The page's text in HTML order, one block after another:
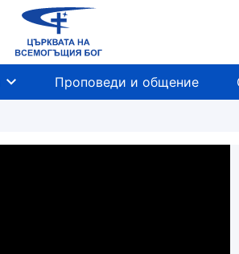
Проповеди и общение